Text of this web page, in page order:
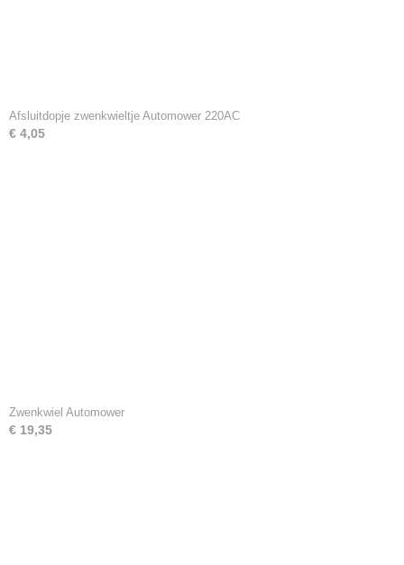
Afsluitdopje zwenkwieltje Automower 220AC
€ 4,05
Zwenkwiel Automower
€ 19,35